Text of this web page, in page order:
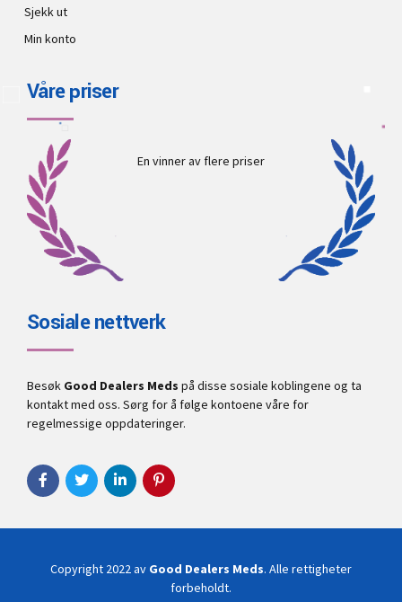
Sjekk ut
Min konto
Våre priser
En vinner av flere priser
Sosiale nettverk
Besøk Good Dealers Meds på disse sosiale koblingene og ta
kontakt med oss. Sørg for å følge kontoene våre for
regelmessige oppdateringer.
Copyright 2022 av Good Dealers Meds. Alle rettigheter
forbeholdt.